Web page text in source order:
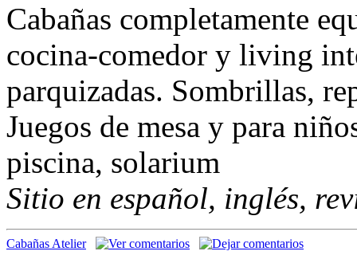
Cabañas completamente
cocina-comedor y living
parquizadas. Sombrillas,
Juegos de mesa y para
piscina, solarium
Sitio en español, inglés,
Cabañas Atelier